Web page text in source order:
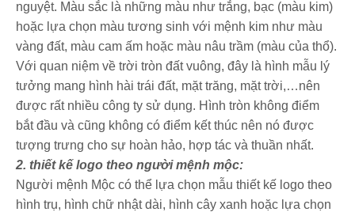
nguyệt. Màu sắc là những màu như trắng, bạc (màu kim)
hoặc lựa chọn màu tương sinh với mệnh kim như màu
vàng đất, màu cam ấm hoặc màu nâu trầm (màu của thổ).
Với quan niệm về trời tròn đất vuông, đây là hình mẫu lý
tưởng mang hình hài trái đất, mặt trăng, mặt trời,…nên
được rất nhiều công ty sử dụng. Hình tròn không điểm
bắt đầu và cũng không có điểm kết thúc nên nó được
tượng trưng cho sự hoàn hảo, hợp tác và thuần nhất.
2. thiết kế logo theo người mệnh mộc:
Người mệnh Mộc có thể lựa chọn mẫu thiết kế logo theo
hình trụ, hình chữ nhật dài, hình cây xanh hoặc lựa chọn